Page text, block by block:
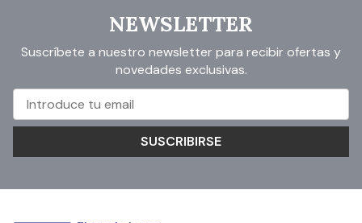
NEWSLETTER
Suscríbete a nuestro newsletter para recibir ofertas y
novedades exclusivas.
SUSCRIBIRSE